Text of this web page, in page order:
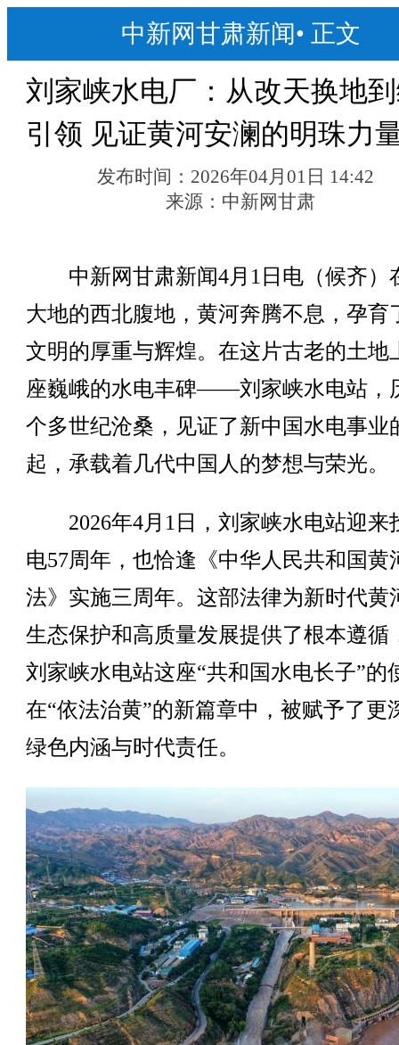
中新网甘肃新闻• 正文
刘家峡水电厂：从改天换地
引领 见证黄河安澜的明珠力
发布时间： 2026年04月01日 14:42
来源： 中新网甘肃
中新网甘肃新闻4月1日电（候齐）
大地的西北腹地，黄河奔腾不息，孕育
文明的厚重与辉煌。在这片古老的土地
座巍峨的水电丰碑——刘家峡水电站，
个多世纪沧桑，见证了新中国水电事业
起，承载着几代中国人的梦想与荣光。
2026年4月1日，刘家峡水电站迎来
电57周年，也恰逢《中华人民共和国黄
法》实施三周年。这部法律为新时代黄
生态保护和高质量发展提供了根本遵循
刘家峡水电站这座“共和国水电长子”的
在“依法治黄”的新篇章中，被赋予了更
绿色内涵与时代责任。